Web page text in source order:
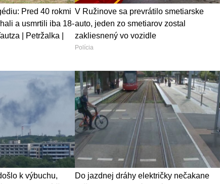
Pred 40 rokmi
a usmrtili iba 18-
| Petržalka |
V Ružinove sa prevrátilo smetiarske
auto, jeden zo smetiarov zostal
zakliesnený vo vozidle
Polícia
k výbuchu,
Do jazdnej dráhy električky nečakane